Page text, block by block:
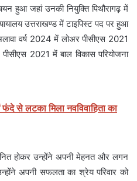
हुआ जहां उनकी नियुक्ति पिथौरागढ़ में
उत्तराखण्ड में टाइपिस्ट पद पर हुआ
वर्ष 2024 में लोअर पीसीएस 2021
2021 में बाल विकास परियोजना
से लटका मिला नवविवाहिता का
होकर उन्होंने अपनी मेहनत और लगन
अपनी सफलता का श्रेय परिवार को